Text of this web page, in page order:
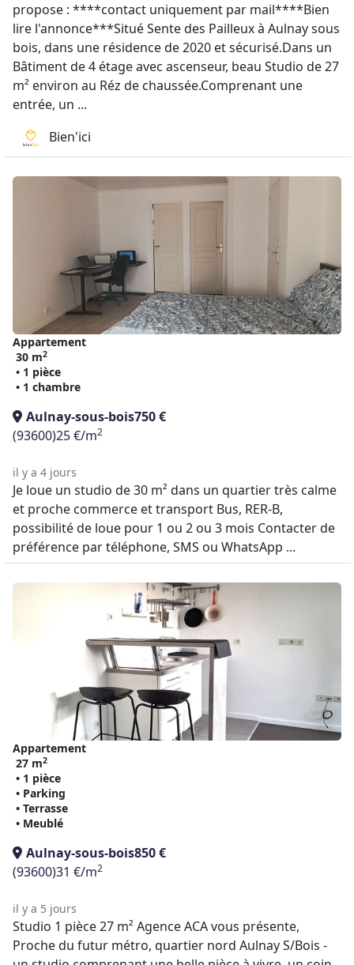
propose : ****contact uniquement par mail****Bien
lire l'annonce***Situé Sente des Pailleux à Aulnay sous
bois, dans une résidence de 2020 et sécurisé.Dans un
Bâtiment de 4 étage avec ascenseur, beau Studio de 27
m² environ au Réz de chaussée.Comprenant une
entrée, un ...
Bien'ici
Appartement
30 m2
• 1 pièce
• 1 chambre
Aulnay-sous-bois750 €
(93600)25 €/m2
il y a 4 jours
Je loue un studio de 30 m² dans un quartier très calme
et proche commerce et transport Bus, RER-B,
possibilité de loue pour 1 ou 2 ou 3 mois Contacter de
préférence par téléphone, SMS ou WhatsApp ...
Appartement
27 m2
• 1 pièce
• Parking
• Terrasse
• Meublé
Aulnay-sous-bois850 €
(93600)31 €/m2
il y a 5 jours
Studio 1 pièce 27 m² Agence ACA vous présente,
Proche du futur métro, quartier nord Aulnay S/Bois -